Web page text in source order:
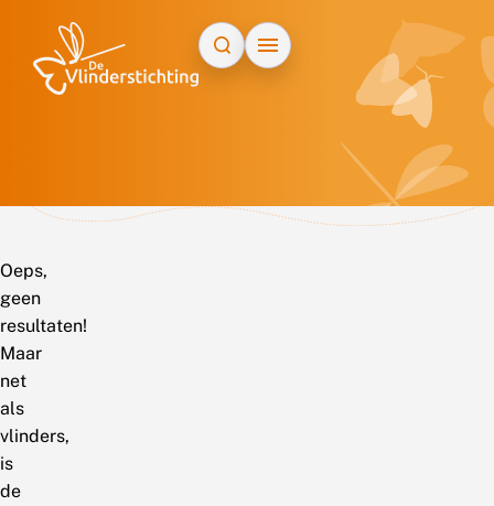
Oeps,
geen
resultaten!
Maar
net
als
vlinders,
is
de